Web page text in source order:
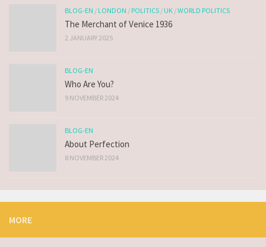
BLOG-EN /LONDON /POLITICS /UK /WORLD POLITICS
The Merchant of Venice 1936
2 JANUARY 2025
BLOG-EN
Who Are You?
9 NOVEMBER 2024
BLOG-EN
About Perfection
8 NOVEMBER 2024
MORE